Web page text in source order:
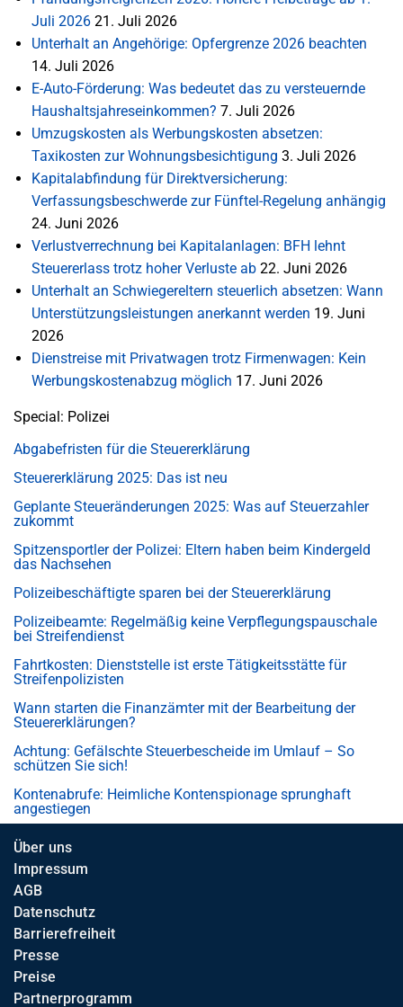
Juli 2026 21. Juli 2026
Unterhalt an Angehörige: Opfergrenze 2026 beachten
14. Juli 2026
E-Auto-Förderung: Was bedeutet das zu versteuernde
Haushaltsjahreseinkommen? 7. Juli 2026
Umzugskosten als Werbungskosten absetzen:
Taxikosten zur Wohnungsbesichtigung 3. Juli 2026
Kapitalabfindung für Direktversicherung:
Verfassungsbeschwerde zur Fünftel-Regelung anhängig
24. Juni 2026
Verlustverrechnung bei Kapitalanlagen: BFH lehnt
Steuererlass trotz hoher Verluste ab 22. Juni 2026
Unterhalt an Schwiegereltern steuerlich absetzen: Wann
Unterstützungsleistungen anerkannt werden 19. Juni
2026
Dienstreise mit Privatwagen trotz Firmenwagen: Kein
Werbungskostenabzug möglich 17. Juni 2026
Special: Polizei
Abgabefristen für die Steuererklärung
Steuererklärung 2025: Das ist neu
Geplante Steueränderungen 2025: Was auf Steuerzahler
zukommt
Spitzensportler der Polizei: Eltern haben beim Kindergeld
das Nachsehen
Polizeibeschäftigte sparen bei der Steuererklärung
Polizeibeamte: Regelmäßig keine Verpflegungspauschale
bei Streifendienst
Fahrtkosten: Dienststelle ist erste Tätigkeitsstätte für
Streifenpolizisten
Wann starten die Finanzämter mit der Bearbeitung der
Steuererklärungen?
Achtung: Gefälschte Steuerbescheide im Umlauf – So
schützen Sie sich!
Kontenabrufe: Heimliche Kontenspionage sprunghaft
angestiegen
Über uns
Impressum
AGB
Datenschutz
Barrierefreiheit
Presse
Preise
Partnerprogramm